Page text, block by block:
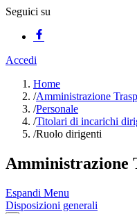
Seguici su
Accedi
Home
/Amministrazione
/Personale
/Titolari di incarichi
/Ruolo dirigenti
Amministrazione
Espandi Menu
Disposizioni generali